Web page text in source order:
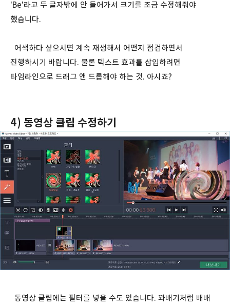
'Be'라고 두 글자밖에 안 들어가서 크기를 조금 수정해줘야
했습니다.
어색하다 싶으시면 계속 재생해서 어떤지 점검하면서
진행하시기 바랍니다. 물론 텍스트 효과를 삽입하려면
타임라인으로 드래그 앤 드롭해야 하는 것. 아시죠?
4) 동영상 클립 수정하기
동영상 클립에는 필터를 넣을 수도 있습니다. 꽈배기처럼 배배